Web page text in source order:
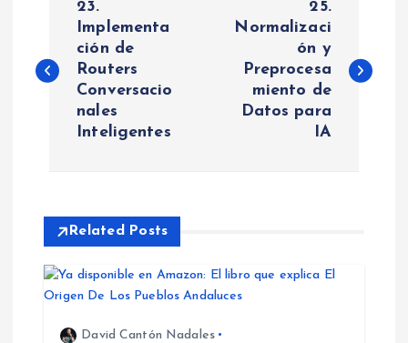
v
a
c
23.
Implementa
ción de
Routers
Conversacio
nales
Inteligentes
25.
Normalizaci
ón y
Preprocesa
miento de
Datos para
IA
Related Posts
David Cantón Nadales